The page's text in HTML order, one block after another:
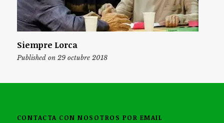
Siempre Lorca
Published on 29 octubre 2018
CONTACTA CON NOSOTROS POR EMAIL